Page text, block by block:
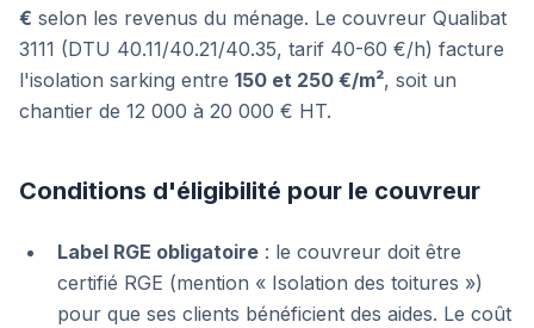
€ selon les revenus du ménage. Le couvreur Qualibat
3111 (DTU 40.11/40.21/40.35, tarif 40-60 €/h) facture
l'isolation sarking entre 150 et 250 €/m², soit un
chantier de 12 000 à 20 000 € HT.
Conditions d'éligibilité pour le couvreur
Label RGE obligatoire : le couvreur doit être
certifié RGE (mention « Isolation des toitures »)
pour que ses clients bénéficient des aides. Le coût